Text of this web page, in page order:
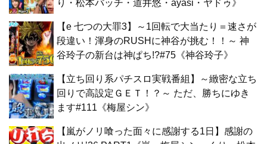
り・松本バッチ・道井悠・ayasi・ヤドゥ》
【e 七つの大罪3】～1回転で大当たり＝速さが
段違い！渾身のRUSHに神谷が挑む！！～ 神
谷玲子の新台は神ぱち!?#75《神谷玲子》
【立ち回り系パチスロ実戦番組】～緻密な立ち
回りで高設定ＧＥＴ！？～ ただ、勝ちにゆき
ます#111《梅屋シン》
【嵐がノリ喰った面々に感謝する1日】感謝の